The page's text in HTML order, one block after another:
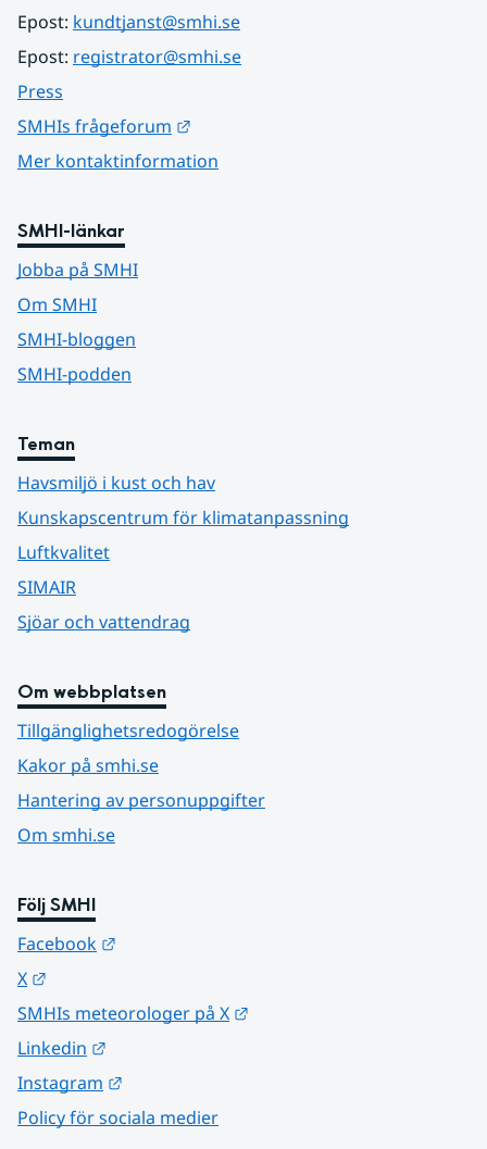
Epost: kundtjanst@smhi.se
Epost: registrator@smhi.se
Press
SMHIs frågeforum
Mer kontaktinformation
SMHI-länkar
Jobba på SMHI
Om SMHI
SMHI-bloggen
SMHI-podden
Teman
Havsmiljö i kust och hav
Kunskapscentrum för klimatanpassning
Luftkvalitet
SIMAIR
Sjöar och vattendrag
Om webbplatsen
Tillgänglighetsredogörelse
Kakor på smhi.se
Hantering av personuppgifter
Om smhi.se
Följ SMHI
Facebook
X
SMHIs meteorologer på X
Linkedin
Instagram
Policy för sociala medier